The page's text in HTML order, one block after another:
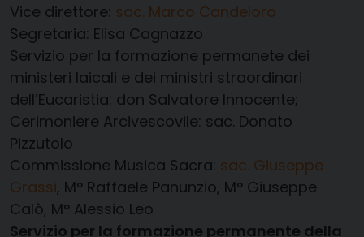
Vice direttore: sac. Marco Candeloro
Segretaria: Elisa Cagnazzo
Servizio per la formazione permanete dei
ministeri laicali e dei ministri straordinari
dell’Eucaristia: don Salvatore Innocente;
Cerimoniere Arcivescovile: sac. Donato
Pizzutolo
Commissione Musica Sacra: sac. Giuseppe
Grassi, M° Raffaele Panunzio, M° Giuseppe
Calò, M° Alessio Leo
Servizio per la formazione permanente della